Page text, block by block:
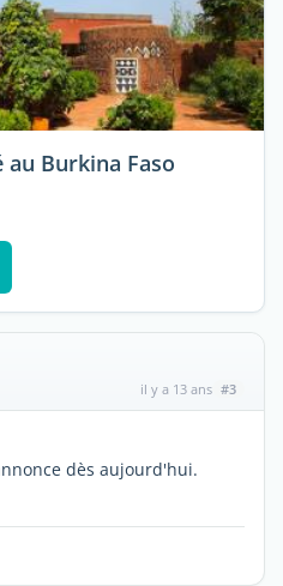
Burkina Faso
il y a 13 ans #3
dès aujourd'hui.